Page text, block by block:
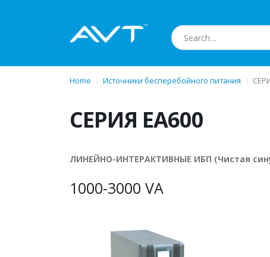
Home Источники бесперебойного питания
СЕРИЯ EA600
ЛИНЕЙНО-ИНТЕРАКТИВНЫЕ ИБП (Чистая
1000-3000 VA